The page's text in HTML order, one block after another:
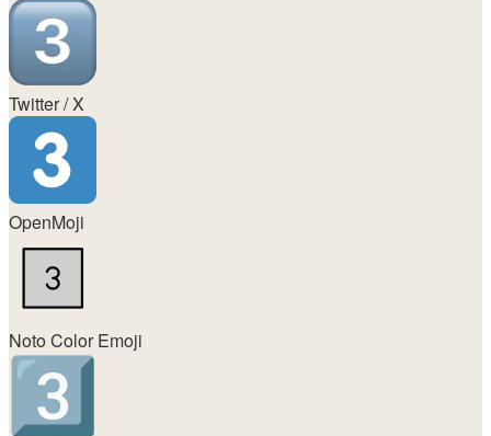
Twitter / X
OpenMoji
Noto Color Emoji